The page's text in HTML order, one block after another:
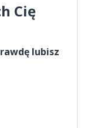
Cię
lubisz